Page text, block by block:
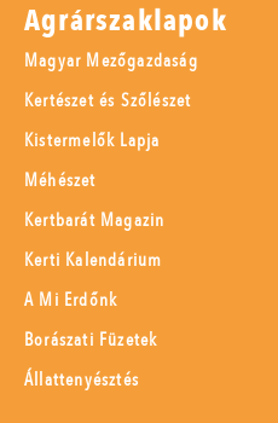
Agrárszaklapok
Magyar Mezőgazdaság
Kertészet és Szőlészet
Kistermelők Lapja
Méhészet
Kertbarát Magazin
Kerti Kalendárium
A Mi Erdőnk
Borászati Füzetek
Állattenyésztés